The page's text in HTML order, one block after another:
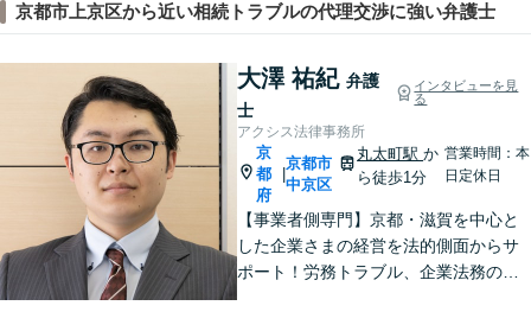
京都市上京区から近い相続トラブルの代理交渉に強い弁護士
大澤 祐紀 弁護
士
インタビューを見
る
アクシス法律事務所
京
都
府
|
京都市
中京区
丸太町駅か
ら徒歩1分
営業時間：本
日定休日
【事業者側専門】京都・滋賀を中心と
した企業さまの経営を法的側面からサ
ポート！労務トラブル、企業法務のご